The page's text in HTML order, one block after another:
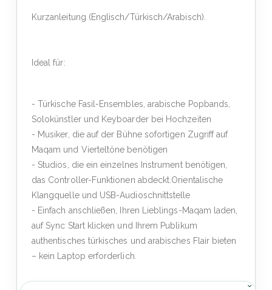
Kurzanleitung (Englisch/Türkisch/Arabisch).
Ideal für:
- Türkische Fasil-Ensembles, arabische Popbands,
Solokünstler und Keyboarder bei Hochzeiten
- Musiker, die auf der Bühne sofortigen Zugriff auf
Maqam und Vierteltöne benötigen
- Studios, die ein einzelnes Instrument benötigen,
das Controller-Funktionen abdeckt.Orientalische
Klangquelle und USB-Audioschnittstelle
- Einfach anschließen, Ihren Lieblings-Maqam laden,
auf Sync Start klicken und Ihrem Publikum
authentisches türkisches und arabisches Flair bieten
– kein Laptop erforderlich.